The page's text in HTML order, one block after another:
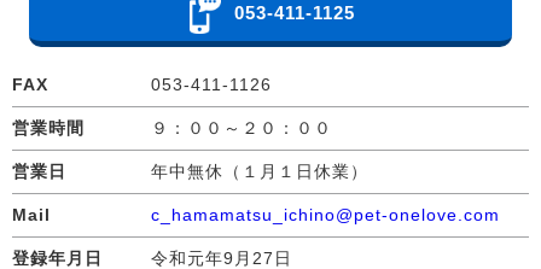
053-411-1125
FAX 053-411-1126
営業時間 ９：００～２０：００
営業日 年中無休（１月１日休業）
Mail c_hamamatsu_ichino@pet-onelove.com
登録年月日 令和元年9月27日